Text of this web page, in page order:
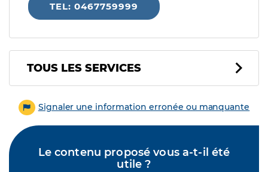
TEL: 0467759999
Tous les services
TOUS LES SERVICES
Signaler une information erronée ou manquante
Le contenu proposé vous a-t-il été
utile ?